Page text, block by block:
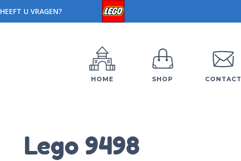
HEEFT U VRAGEN?
HOME SHOP CONTACT
Lego 9498